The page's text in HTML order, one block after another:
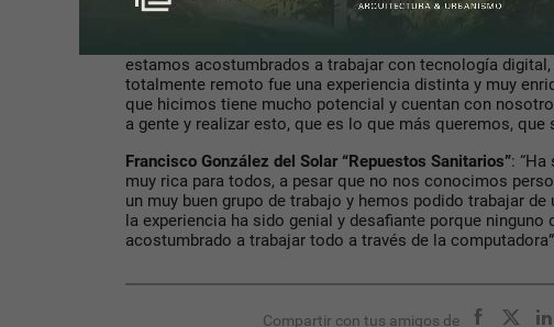
: “Fue algo distinto a lo que
estamos acostumbrados a trabajar con tecnología
totalmente remoto fue una experiencia distinta y muy
que hicimos tiene mucho potencial y cuentan con
a gente y realizar esto, que es lo que más queremos, que
Francisco González del Solar “Repuestos Sanitarios”: “Ha
muy rica para todos, a pesar que no nos conocimos
un muy buen grupo de trabajo y hemos podido trabajar de
la experiencia ha sido genial y desafiante porque ninguno
acostumbrado a trabajar todo a través de la
Compartir con tus amigos de